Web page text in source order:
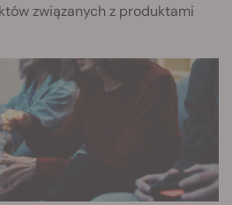
związanych z produktami